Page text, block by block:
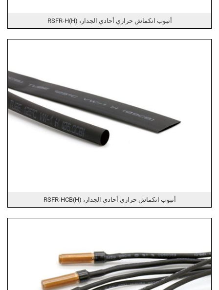
أنبوب انكماش حراري أحادي الجدار، RSFR-H(H)
أنبوب انكماش حراري أحادي الجدار، RSFR-HCB(H)